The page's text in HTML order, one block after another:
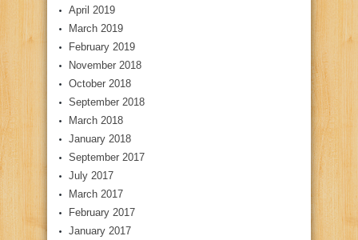
April 2019
March 2019
February 2019
November 2018
October 2018
September 2018
March 2018
January 2018
September 2017
July 2017
March 2017
February 2017
January 2017